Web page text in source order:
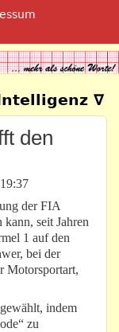
∇
den
der FIA
seit Jahren
1 auf den
bei der
Motorsportart,
indem
zu